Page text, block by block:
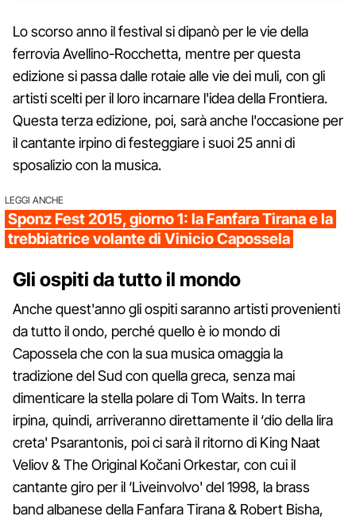
Lo scorso anno il festival si dipanò per le vie della
ferrovia Avellino-Rocchetta, mentre per questa
edizione si passa dalle rotaie alle vie dei muli, con gli
artisti scelti per il loro incarnare l'idea della Frontiera.
Questa terza edizione, poi, sarà anche l'occasione per
il cantante irpino di festeggiare i suoi 25 anni di
sposalizio con la musica.
LEGGI ANCHE
Sponz Fest 2015, giorno 1: la Fanfara Tirana e la
trebbiatrice volante di Vinicio Capossela
Gli ospiti da tutto il mondo
Anche quest'anno gli ospiti saranno artisti provenienti
da tutto il ondo, perché quello è io mondo di
Capossela che con la sua musica omaggia la
tradizione del Sud con quella greca, senza mai
dimenticare la stella polare di Tom Waits. In terra
irpina, quindi, arriveranno direttamente il ‘dio della lira
creta' Psarantonis, poi ci sarà il ritorno di King Naat
Veliov & The Original Kočani Orkestar, con cui il
cantante giro per il ‘Liveinvolvo' del 1998, la brass
band albanese della Fanfara Tirana & Robert Bisha,